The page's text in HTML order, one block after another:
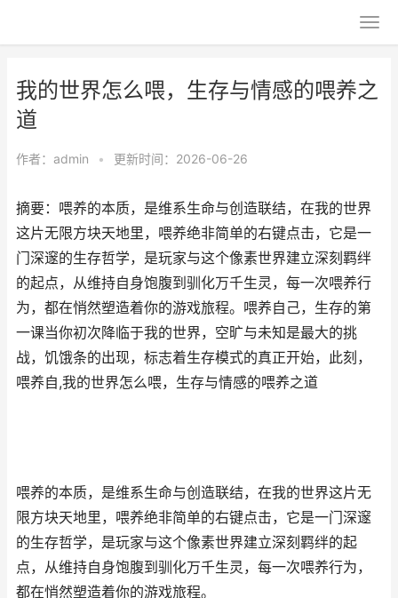
我的世界怎么喂，生存与情感的喂养之
道
作者： admin • 更新时间：2026-06-26
摘要：喂养的本质，是维系生命与创造联结，在我的世界
这片无限方块天地里，喂养绝非简单的右键点击，它是一
门深邃的生存哲学，是玩家与这个像素世界建立深刻羁绊
的起点，从维持自身饱腹到驯化万千生灵，每一次喂养行
为，都在悄然塑造着你的游戏旅程。喂养自己，生存的第
一课当你初次降临于我的世界，空旷与未知是最大的挑
战，饥饿条的出现，标志着生存模式的真正开始，此刻，
喂养自,我的世界怎么喂，生存与情感的喂养之道
喂养的本质，是维系生命与创造联结，在我的世界这片无
限方块天地里，喂养绝非简单的右键点击，它是一门深邃
的生存哲学，是玩家与这个像素世界建立深刻羁绊的起
点，从维持自身饱腹到驯化万千生灵，每一次喂养行为，
都在悄然塑造着你的游戏旅程。